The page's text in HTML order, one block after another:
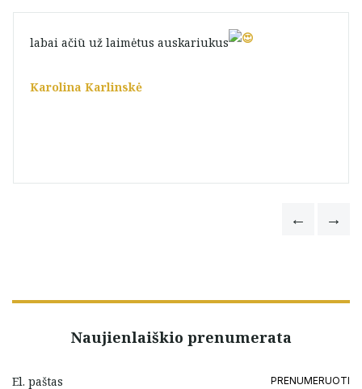
labai ačiū už laimėtus auskariukus
Karolina Karlinskė
Naujienlaiškio prenumerata
PRENUMERUOTI